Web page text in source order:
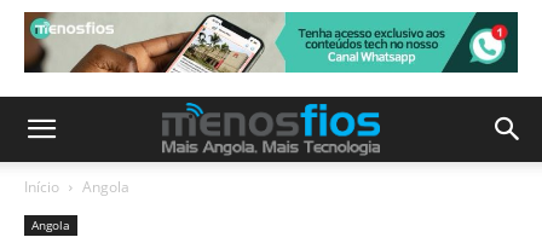
Início Angola
Angola